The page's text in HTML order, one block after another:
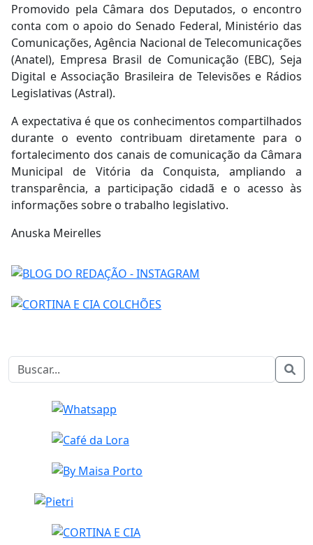
Promovido pela Câmara dos Deputados, o encontro
conta com o apoio do Senado Federal, Ministério das
Comunicações, Agência Nacional de Telecomunicações
(Anatel), Empresa Brasil de Comunicação (EBC), Seja
Digital e Associação Brasileira de Televisões e Rádios
Legislativas (Astral).
A expectativa é que os conhecimentos compartilhados
durante o evento contribuam diretamente para o
fortalecimento dos canais de comunicação da Câmara
Municipal de Vitória da Conquista, ampliando a
transparência, a participação cidadã e o acesso às
informações sobre o trabalho legislativo.
Anuska Meirelles